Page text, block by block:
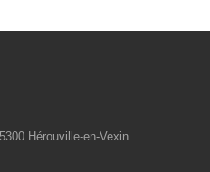
Hérouville-en-Vexin